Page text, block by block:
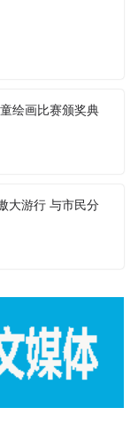
绘画比赛颁奖典
大游行 与市民分